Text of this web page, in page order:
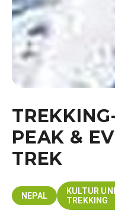
PEAK &
TREK
NEPAL
KULTUR
TREKKING